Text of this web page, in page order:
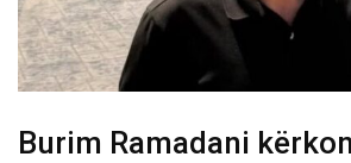
Burim Ramadani